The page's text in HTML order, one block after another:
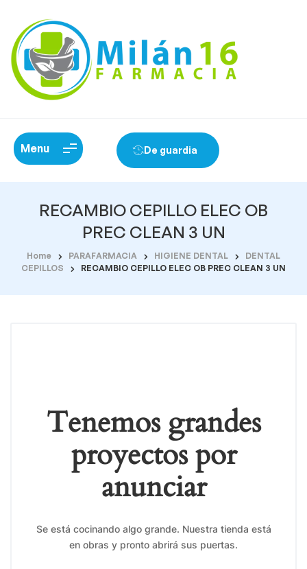
Menu De guardia
RECAMBIO CEPILLO ELEC OB
PREC CLEAN 3 UN
Home PARAFARMACIA HIGIENE DENTAL
DENTAL
CEPILLOS
RECAMBIO CEPILLO ELEC OB PREC CLEAN 3 UN
Tenemos grandes
proyectos por
anunciar
Se está cocinando algo grande. Nuestra tienda está
en obras y pronto abrirá sus puertas.